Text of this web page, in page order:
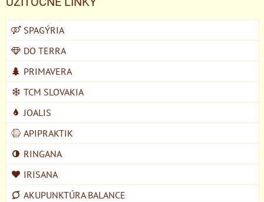
SPAGÝRIA
DO TERRA
PRIMAVERA
TCM SLOVAKIA
JOALIS
APIPRAKTIK
RINGANA
IRISANA
AKUPUNKTÚRA BALANCE